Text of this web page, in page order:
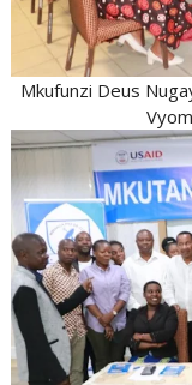
Mkufunzi Deus